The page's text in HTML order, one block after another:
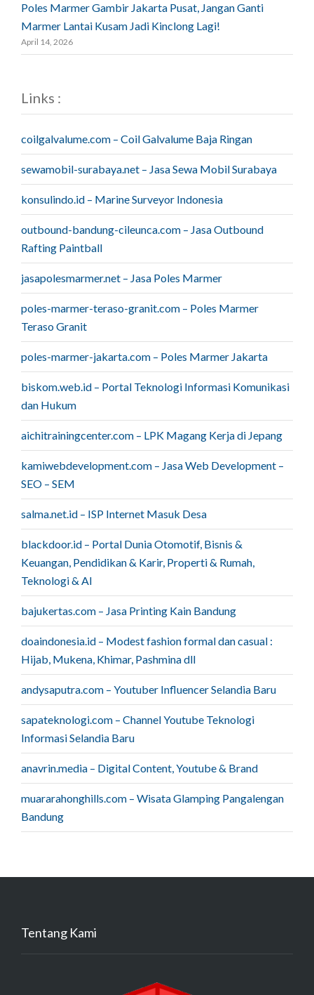
Poles Marmer Gambir Jakarta Pusat, Jangan Ganti
Marmer Lantai Kusam Jadi Kinclong Lagi!
April 14, 2026
Links :
coilgalvalume.com – Coil Galvalume Baja Ringan
sewamobil-surabaya.net – Jasa Sewa Mobil Surabaya
konsulindo.id – Marine Surveyor Indonesia
outbound-bandung-cileunca.com – Jasa Outbound
Rafting Paintball
jasapolesmarmer.net – Jasa Poles Marmer
poles-marmer-teraso-granit.com – Poles Marmer
Teraso Granit
poles-marmer-jakarta.com – Poles Marmer Jakarta
biskom.web.id – Portal Teknologi Informasi Komunikasi
dan Hukum
aichitrainingcenter.com – LPK Magang Kerja di Jepang
kamiwebdevelopment.com – Jasa Web Development –
SEO – SEM
salma.net.id – ISP Internet Masuk Desa
blackdoor.id – Portal Dunia Otomotif, Bisnis &
Keuangan, Pendidikan & Karir, Properti & Rumah,
Teknologi & AI
bajukertas.com – Jasa Printing Kain Bandung
doaindonesia.id – Modest fashion formal dan casual :
Hijab, Mukena, Khimar, Pashmina dll
andysaputra.com – Youtuber Influencer Selandia Baru
sapateknologi.com – Channel Youtube Teknologi
Informasi Selandia Baru
anavrin.media – Digital Content, Youtube & Brand
muararahonghills.com – Wisata Glamping Pangalengan
Bandung
Tentang Kami